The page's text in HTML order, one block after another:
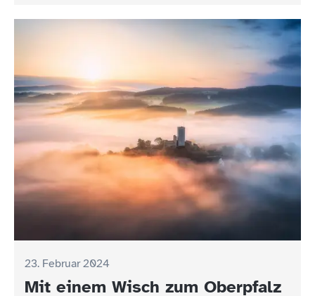
23. Februar 2024
Mit einem Wisch zum Oberpfalz